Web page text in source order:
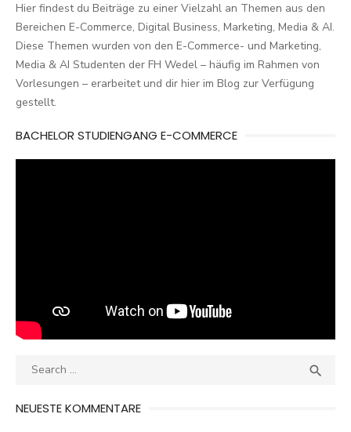
Hier findest du Beiträge zu einer Vielzahl an Themen aus den
Bereichen E-Commerce, Digital Business, Marketing, Media & AI.
Diese Themen wurden von den E-Commerce- und Marketing,
Media & AI Studenten der FH Wedel – häufig im Rahmen von
Vorlesungen – erarbeitet und dir hier im Blog zur Verfügung
gestellt.
BACHELOR STUDIENGANG E-COMMERCE
Search

NEUESTE KOMMENTARE